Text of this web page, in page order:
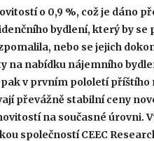
o 0,9 %, což je dáno
bydlení, který by se
nebo se jejich
nabídku nájemního
v prvním pololetí příštího
převážně stabilní ceny
na současné úrovni.
společností CEEC